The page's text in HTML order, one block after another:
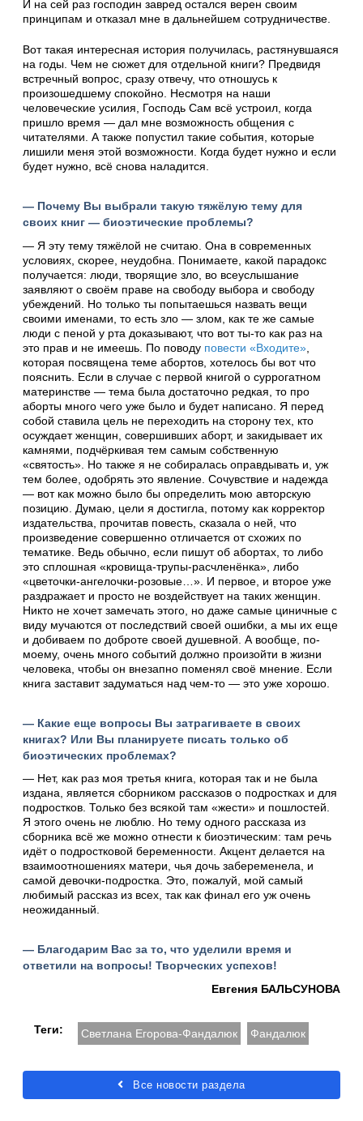
И на сей раз господин завред остался верен своим
принципам и отказал мне в дальнейшем сотрудничестве.
Вот такая интересная история получилась, растянувшаяся
на годы. Чем не сюжет для отдельной книги? Предвидя
встречный вопрос, сразу отвечу, что отношусь к
произошедшему спокойно. Несмотря на наши
человеческие усилия, Господь Сам всё устроил, когда
пришло время — дал мне возможность общения с
читателями. А также попустил такие события, которые
лишили меня этой возможности. Когда будет нужно и если
будет нужно, всё снова наладится.
— Почему Вы выбрали такую тяжёлую тему для
своих книг — биоэтические проблемы?
— Я эту тему тяжёлой не считаю. Она в современных
условиях, скорее, неудобна. Понимаете, какой парадокс
получается: люди, творящие зло, во всеуслышание
заявляют о своём праве на свободу выбора и свободу
убеждений. Но только ты попытаешься назвать вещи
своими именами, то есть зло — злом, как те же самые
люди с пеной у рта доказывают, что вот ты-то как раз на
это прав и не имеешь. По поводу повести «Входите»
которая посвящена теме абортов, хотелось бы вот что
пояснить. Если в случае с первой книгой о суррогатном
материнстве — тема была достаточно редкая, то про
аборты много чего уже было и будет написано. Я перед
собой ставила цель не переходить на сторону тех, кто
осуждает женщин, совершивших аборт, и закидывает их
камнями, подчёркивая тем самым собственную
«святость». Но также я не собиралась оправдывать и, уж
тем более, одобрять это явление. Сочувствие и надежда
— вот как можно было бы определить мою авторскую
позицию. Думаю, цели я достигла, потому как корректор
издательства, прочитав повесть, сказала о ней, что
произведение совершенно отличается от схожих по
тематике. Ведь обычно, если пишут об абортах, то либо
это сплошная «кровища-трупы-расчленёнка», либо
«цветочки-ангелочки-розовые…». И первое, и второе уже
раздражает и просто не воздействует на таких женщин.
Никто не хочет замечать этого, но даже самые циничные с
виду мучаются от последствий своей ошибки, а мы их еще
и добиваем по доброте своей душевной. А вообще, по-
моему, очень много событий должно произойти в жизни
человека, чтобы он внезапно поменял своё мнение. Если
книга заставит задуматься над чем-то — это уже хорошо.
— Какие еще вопросы Вы затрагиваете в своих
книгах? Или Вы планируете писать только об
биоэтических проблемах?
— Нет, как раз моя третья книга, которая так и не была
издана, является сборником рассказов о подростках и для
подростков. Только без всякой там «жести» и пошлостей.
Я этого очень не люблю. Но тему одного рассказа из
сборника всё же можно отнести к биоэтическим: там речь
идёт о подростковой беременности. Акцент делается на
взаимоотношениях матери, чья дочь забеременела, и
самой девочки-подростка. Это, пожалуй, мой самый
любимый рассказ из всех, так как финал его уж очень
неожиданный.
— Благодарим Вас за то, что уделили время и
ответили на вопросы! Творческих успехов!
Евгения БАЛЬСУНОВА
Теги: Светлана Егорова-Фандалюк Фандалюк
Все новости раздела